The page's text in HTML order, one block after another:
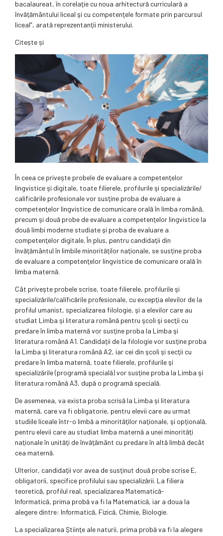
bacalaureat, în corelaţie cu noua arhitectură curriculară a
învăţământului liceal şi cu competenţele formate prin parcursul
liceal”, arată reprezentanţii ministerului.
Citește și
În ceea ce priveşte probele de evaluare a competenţelor
lingvistice şi digitale, toate filierele, profilurile şi specializările/
calificările profesionale vor susţine proba de evaluare a
competenţelor lingvistice de comunicare orală în limba română,
precum şi două probe de evaluare a competenţelor lingvistice la
două limbi moderne studiate şi proba de evaluare a
competenţelor digitale. În plus, pentru candidaţii din
învăţământul în limbile minorităţilor naţionale, se susţine proba
de evaluare a competenţelor lingvistice de comunicare orală în
limba maternă.
Cât priveşte probele scrise, toate filierele, profilurile şi
specializările/calificările profesionale, cu excepţia elevilor de la
profilul umanist, specializarea filologie, şi a elevilor care au
studiat Limba şi literatura română pentru şcoli şi secţii cu
predare în limba maternă vor susţine proba la Limba şi
literatura română A1. Candidaţii de la filologie vor susţine proba
la Limba şi literatura română A2, iar cei din şcoli şi secţii cu
predare în limba maternă, toate filierele, profilurile şi
specializările (programă specială) vor susţine proba la Limba şi
literatura română A3, după o programă specială.
De asemenea, va exista proba scrisă la Limba şi literatura
maternă, care va fi obligatorie, pentru elevii care au urmat
studiile liceale într-o limbă a minorităţilor naţionale, şi opţională,
pentru elevii care au studiat limba maternă a unei minorităţi
naţionale în unităţi de învăţământ cu predare în altă limbă decât
cea maternă.
Ulterior, candidaţii vor avea de susţinut două probe scrise E,
obligatorii, specifice profilului sau specializării. La filiera
teoretică, profilul real, specializarea Matematică-
Informatică, prima probă va fi la Matematică, iar a doua la
alegere dintre: Informatică, Fizică, Chimie, Biologie.
La specializarea Ştiinţe ale naturii, prima probă va fi la alegere